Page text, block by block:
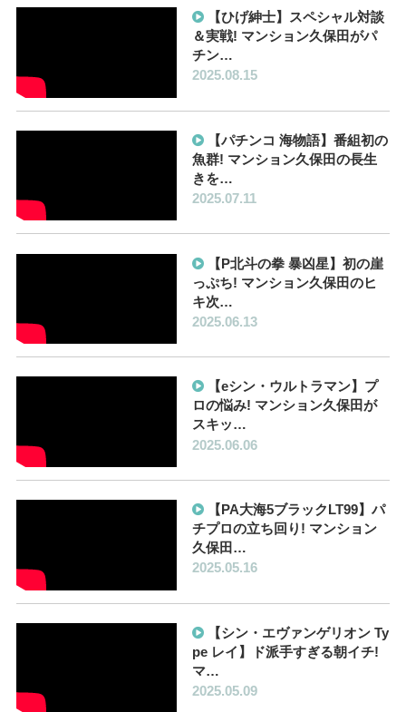
【ひげ紳士】スペシャル対談
＆実戦! マンション久保田がパ
チン…
2025.08.15
【パチンコ 海物語】番組初の
魚群! マンション久保田の長生
きを…
2025.07.11
【P北斗の拳 暴凶星】初の崖
っぷち! マンション久保田のヒ
キ次…
2025.06.13
【eシン・ウルトラマン】プ
ロの悩み! マンション久保田が
スキッ…
2025.06.06
【PA大海5ブラックLT99】パ
チプロの立ち回り! マンション
久保田…
2025.05.16
【シン・エヴァンゲリオン Ty
pe レイ】ド派手すぎる朝イチ!
マ…
2025.05.09